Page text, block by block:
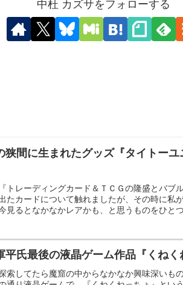
中杜 カズサをフォローする
狭間に生まれたグッズ『タイトー
トレーディングカード＆ＴＣＧの隆盛とバブ
たカードについて触れましたが、その時に私
見るとなかなかレアかも、と思うものをひと
平氏最後の液晶ゲーム作品『くねく
索してたら魔窟の中からなかなか興味深いも